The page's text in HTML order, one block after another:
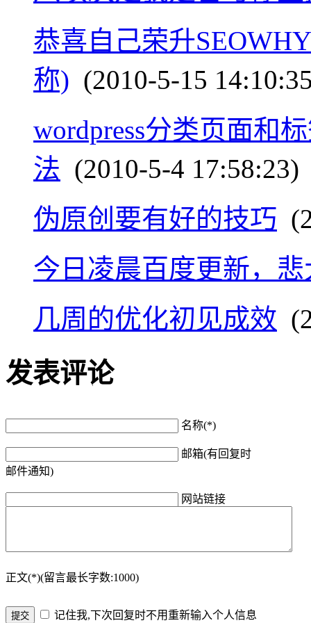
恭喜自己荣升
称) (2010-5-15
wordpress分类页面和
法 (2010-5-4 17:58:23)
伪原创要有好的技巧
今日凌晨百度更新，
几周的优化初见成效
发表评论
名称(*)
邮箱(有回复时
邮件通知)
网站链接
正文(*)(留言最长字数:1000)
记住我,下次回复时不用重新输入个人信息